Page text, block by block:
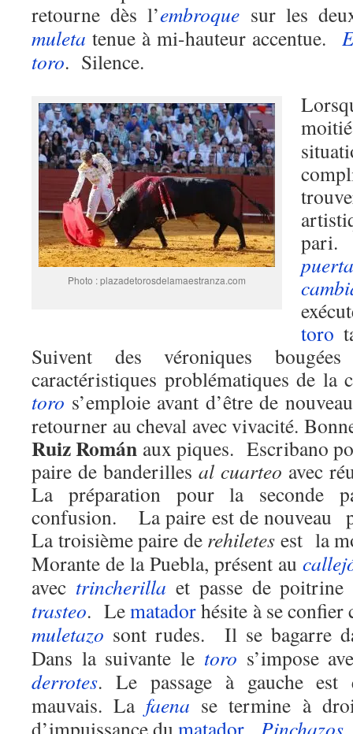
retourne dès l’embroque sur les
muleta tenue à mi-hauteur accentue.
toro. Silence.
Photo : plazadetorosdelamaestranza.com
pari.
toro
Suivent des véroniques
caractéristiques problématiques de
toro s’emploie avant d’être de
retourner au cheval avec vivacité.
Ruiz Román aux piques. Escribano
paire de banderilles al cuarteo avec
La préparation pour la seconde
confusion. La paire est de nouveau
La troisième paire derehiletes est la
Morante de la Puebla, présent au
avec trincherilla et passe de
trasteo. Lematadorhésite à se confier
muletazo sont rudes. Il se bagarre
Dans la suivante le toro s’impose
derrotes. Le passage à gauche est
mauvais. La faena se termine à
d’impuissance dumatador. Pinchazos,